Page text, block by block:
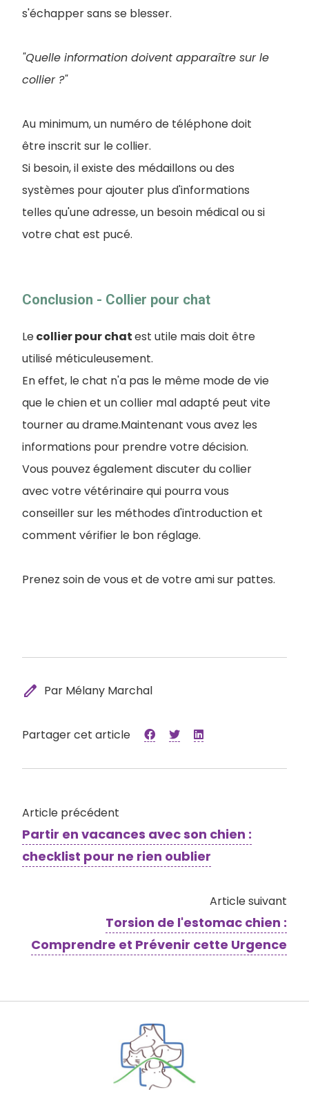
s'échapper sans se blesser.
"Quelle information doivent apparaître sur le
collier ?"
Au minimum, un numéro de téléphone doit
être inscrit sur le collier.
Si besoin, il existe des médaillons ou des
systèmes pour ajouter plus d'informations
telles qu'une adresse, un besoin médical ou si
votre chat est pucé.
Conclusion - Collier pour chat
Lecollier pour chatest utile mais doit être
utilisé méticuleusement.
En effet, le chat n'a pas le même mode de vie
que le chien et un collier mal adapté peut vite
tourner au drame.Maintenant vous avez les
informations pour prendre votre décision.
Vous pouvez également discuter du collier
avec votre vétérinaire qui pourra vous
conseiller sur les méthodes d'introduction et
comment vérifier le bon réglage.
Prenez soin de vous et de votre ami sur pattes.
edit Par Mélany Marchal
Partager cet article
Article précédent
Partir en vacances avec son chien :
checklist pour ne rien oublier
Article suivant
Torsion de l'estomac chien :
Comprendre et Prévenir cette Urgence